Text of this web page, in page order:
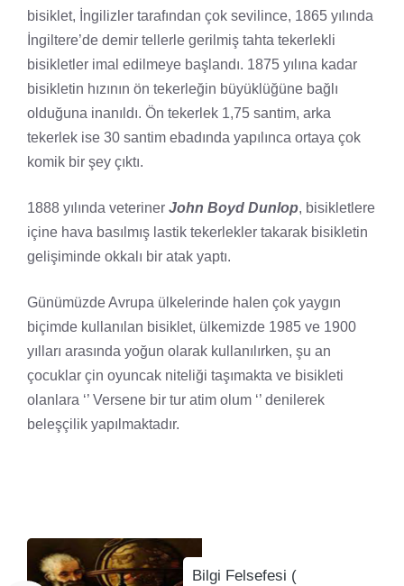
bisiklet, İngilizler tarafından çok sevilince, 1865 yılında
İngiltere’de demir tellerle gerilmiş tahta tekerlekli
bisikletler imal edilmeye başlandı. 1875 yılına kadar
bisikletin hızının ön tekerleğin büyüklüğüne bağlı
olduğuna inanıldı. Ön tekerlek 1,75 santim, arka
tekerlek ise 30 santim ebadında yapılınca ortaya çok
komik bir şey çıktı.
1888 yılında veteriner John Boyd Dunlop, bisikletlere
içine hava basılmış lastik tekerlekler takarak bisikletin
gelişiminde okkalı bir atak yaptı.
Günümüzde Avrupa ülkelerinde halen çok yaygın
biçimde kullanılan bisiklet, ülkemizde 1985 ve 1900
yılları arasında yoğun olarak kullanılırken, şu an
çocuklar çin oyuncak niteliği taşımakta ve bisikleti
olanlara ‘’ Versene bir tur atim olum ‘’ denilerek
beleşçilik yapılmaktadır.
Bilgi Felsefesi (